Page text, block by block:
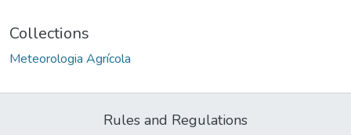
Collections
Meteorologia Agrícola
Rules and Regulations